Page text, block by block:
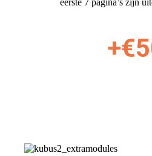
eerste 7 pagina’s zijn